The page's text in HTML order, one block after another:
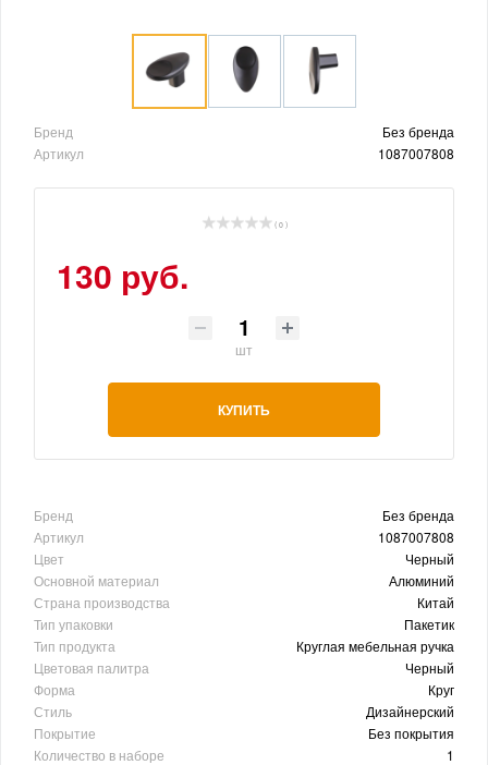
Бренд
Без бренда
Артикул
1087007808
( 0 )
130 руб.
шт
КУПИТЬ
Бренд
Без бренда
Артикул
1087007808
Цвет
Черный
Основной материал
Алюминий
Страна производства
Китай
Тип упаковки
Пакетик
Тип продукта
Круглая мебельная ручка
Цветовая палитра
Черный
Форма
Круг
Стиль
Дизайнерский
Покрытие
Без покрытия
Количество в наборе
1